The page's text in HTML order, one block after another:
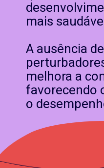
mais
A ausência
melhora a
favorecendo
o